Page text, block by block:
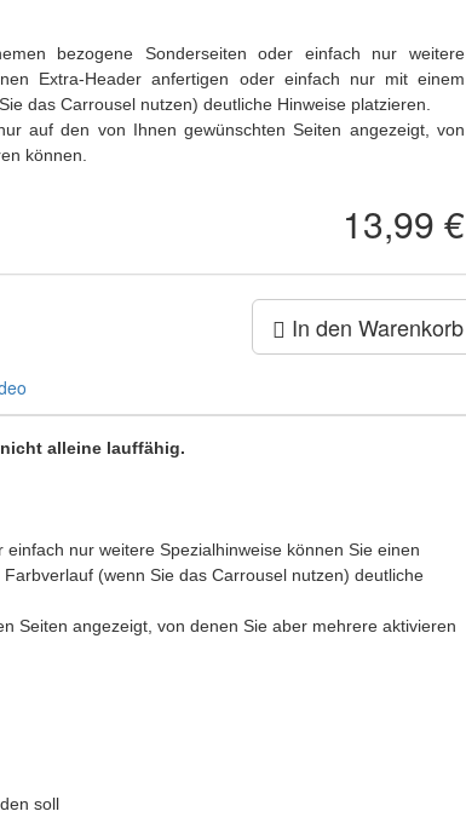
bezogene Sonderseiten oder einfach nur weitere
Extra-Header anfertigen oder einfach nur mit einem
das Carrousel nutzen) deutliche Hinweise platzieren.
auf den von Ihnen gewünschten Seiten angezeigt, von
können.
13,99 €
In den Warenkorb
alleine lauffähig.
nur weitere Spezialhinweise können Sie einen
(wenn Sie das Carrousel nutzen) deutliche
Seiten angezeigt, von denen Sie aber mehrere aktivieren
soll